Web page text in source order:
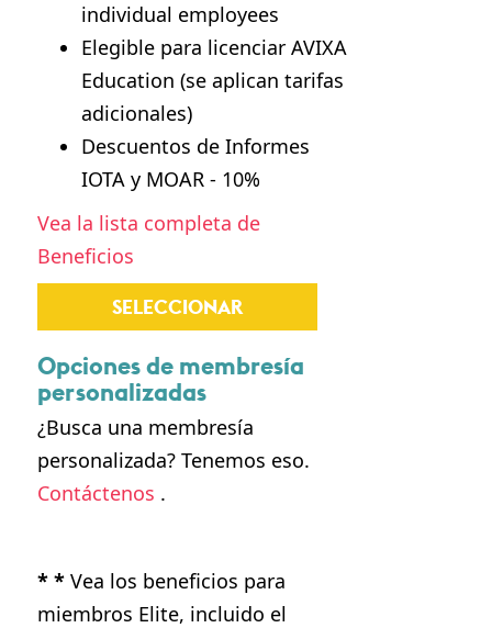
individual employees
Elegible para licenciar AVIXA
Education (se aplican tarifas
adicionales)
Descuentos de Informes
IOTA y MOAR - 10%
Vea la lista completa de
Beneficios
SELECCIONAR
Opciones de membresía
personalizadas
¿Busca una membresía
personalizada? Tenemos eso.
Contáctenos .
* * Vea los beneficios para
miembros Elite, incluido el